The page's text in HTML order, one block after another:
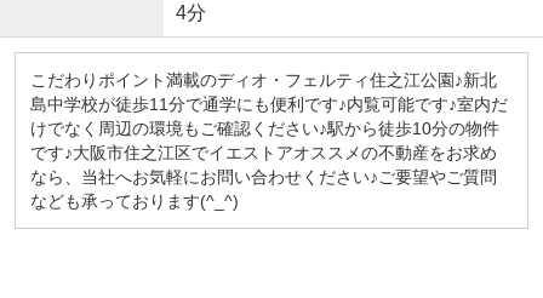
4分
こだわりポイント満載のディオ・フェルティ住之江公園♪新北
島中学校が徒歩11分で通学にも便利です♪内覧可能です♪室内だ
けでなく周辺の環境もご確認ください♪駅から徒歩10分の物件
です♪大阪市住之江区でイエストアオススメの不動産をお求め
なら、当社へお気軽にお問い合わせください♪ご要望やご質問
なども承っております(^_^)